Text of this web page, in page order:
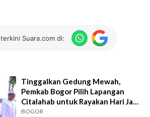
Suara.com di:
Tinggalkan Gedung Mewah,
Pemkab Bogor Pilih Lapangan
Citalahab untuk Rayakan Hari Jadi
Bogor
BOGOR